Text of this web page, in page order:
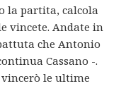
la partita, calcola
vincete. Andate in
che Antonio
Cassano -.
le ultime